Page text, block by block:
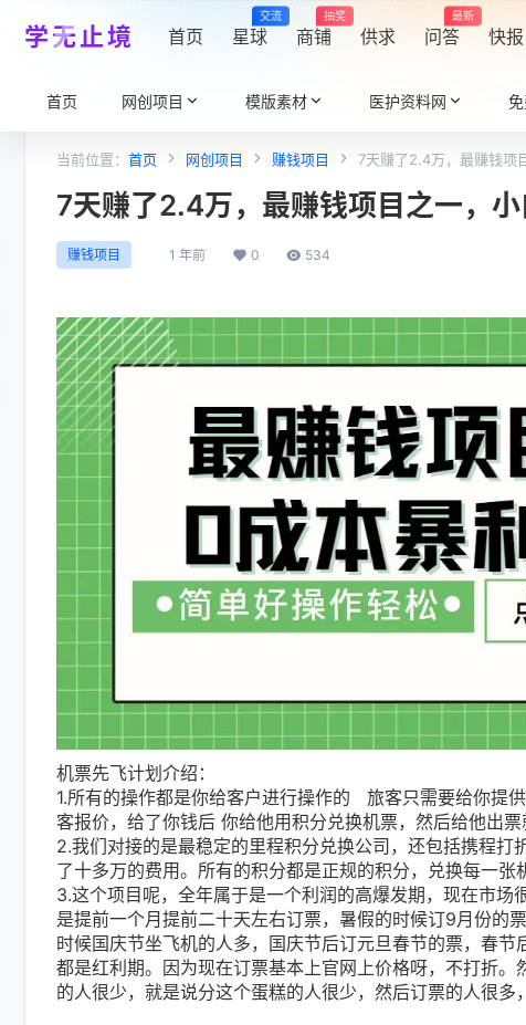
学无止境 首页 星球
交流
商铺
抽奖
供求 问答
最新
快报
首页 网创项目 模版素材 医护资料网
当前位置： 首页 网创项目 赚钱项目 7天赚了2.4万，最赚钱项
7天赚了2.4万，最赚钱项目之一，
赚钱项目 1 年前 0 534
机票先飞计划介绍：
1.所有的操作都是你给客户进行操作的 旅客只需要给你提
客报价，给了你钱后 你给他用积分兑换机票，然后给他出票
2.我们对接的是最稳定的里程积分兑换公司，还包括携程
了十多万的费用。所有的积分都是正规的积分，兑换每一张
3.这个项目呢，全年属于是一个利润的高爆发期，现在市
是提前一个月提前二十天左右订票，暑假的时候订9月份的
时候国庆节坐飞机的人多，国庆节后订元旦春节的票，春
都是红利期。因为现在订票基本上官网上价格呀，不打折
的人很少，就是说分这个蛋糕的人很少，然后订票的人很多